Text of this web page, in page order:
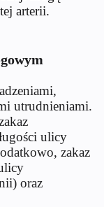
arterii.
utrudnieniami.
ulicy
zakaz
oraz